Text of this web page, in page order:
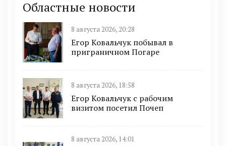
Областные новости
8 августа 2026, 20:28
Егор Ковальчук побывал в
приграничном Погаре
8 августа 2026, 18:58
Егор Ковальчук с рабочим
визитом посетил Почеп
8 августа 2026, 14:01